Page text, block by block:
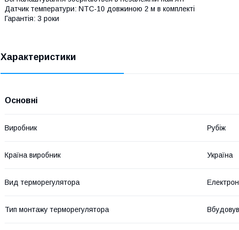
Датчик температури: NTC-10 довжиною 2 м в комплекті
Гарантія: 3 роки
Характеристики
Основні
Виробник Рубіж
Країна виробник Україна
Вид терморегулятора
Тип монтажу терморегулятора